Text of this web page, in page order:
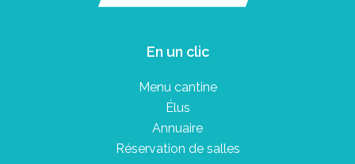
En un clic
Menu cantine
Élus
Annuaire
Réservation de salles